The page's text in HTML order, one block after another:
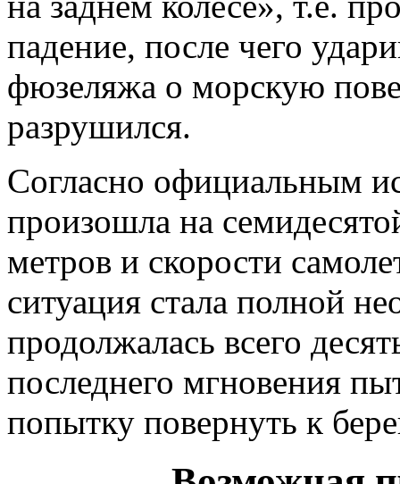
падение, после чего
фюзеляжа о морскую
разрушился.
Согласно официальным
произошла на
метров и скорости
ситуация стала полной
продолжалась всего
последнего мгновения
попытку повернуть к